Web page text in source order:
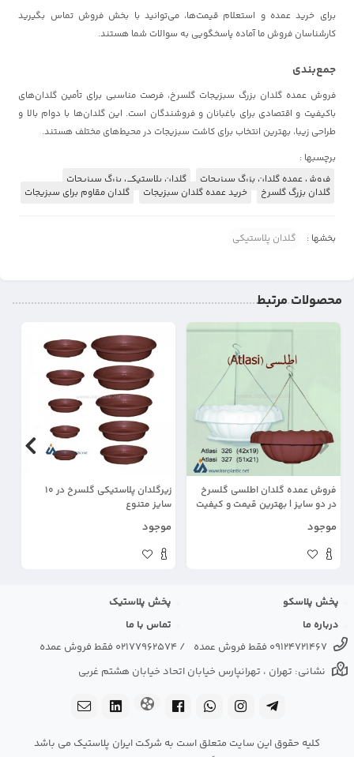
برای خرید عمده و استعلام قیمت‌ها، می‌توانید با بخش فروش تماس بگیرید
کارشناسان فروش ما آماده پاسخگویی به سوالات شما هستند.
جمع‌بندی
فروش عمده گلدان بزرگ سبزیجات گلسرخ، فرصت مناسبی برای تأمین گلدان‌های
باکیفیت و اقتصادی برای باغبانان و فروشندگان است. این گلدان‌ها با دوام بالا و
طراحی زیبا، بهترین انتخاب برای کاشت سبزیجات در محیط‌های مختلف هستند.
برچسبها :
فروش عمده گلدان بزرگ سبزیجات
گلدان پلاستیکی بزرگ سبزیجات
گلدان بزرگ گلسرخ
خرید عمده گلدان سبزیجات گلدان مقاوم برای سبزیجات
بخشها : گلدان پلاستیکی
محصولات مرتبط
فروش عمده گلدان اطلسی گلسرخ
در دو سایز | بهترین قیمت و کیفیت
موجود
زیرگلدان پلاستیکی گلسرخ در 10
سایز متنوع
موجود
پخش پلاسکو
پخش پلاستیک
درباره ما
تماس با ما
09124721467 فقط فروش عمده
/ 02177962574 فقط فروش عمده
نشانی: تهران ، تهرانپارس خیابان اتحاد خیابان هشتم غربی
کلیه حقوق این سایت متعلق است به شرکت ایران پلاستیک می باشد